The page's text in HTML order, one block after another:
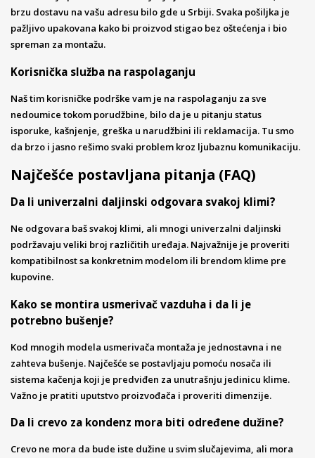
brzu dostavu na vašu adresu bilo gde u Srbiji. Svaka pošiljka je
pažljivo upakovana kako bi proizvod stigao bez oštećenja i bio
spreman za montažu.
Korisnička služba na raspolaganju
Naš tim korisničke podrške vam je na raspolaganju za sve
nedoumice tokom porudžbine, bilo da je u pitanju status
isporuke, kašnjenje, greška u narudžbini ili reklamacija. Tu smo
da brzo i jasno rešimo svaki problem kroz ljubaznu komunikaciju.
Najčešće postavljana pitanja (FAQ)
Da li univerzalni daljinski odgovara svakoj klimi?
Ne odgovara baš svakoj klimi, ali mnogi univerzalni daljinski
podržavaju veliki broj različitih uređaja. Najvažnije je proveriti
kompatibilnost sa konkretnim modelom ili brendom klime pre
kupovine.
Kako se montira usmerivač vazduha i da li je
potrebno bušenje?
Kod mnogih modela usmerivača montaža je jednostavna i ne
zahteva bušenje. Najčešće se postavljaju pomoću nosača ili
sistema kačenja koji je predviđen za unutrašnju jedinicu klime.
Važno je pratiti uputstvo proizvođača i proveriti dimenzije.
Da li crevo za kondenz mora biti određene dužine?
Crevo ne mora da bude iste dužine u svim slučajevima, ali mora